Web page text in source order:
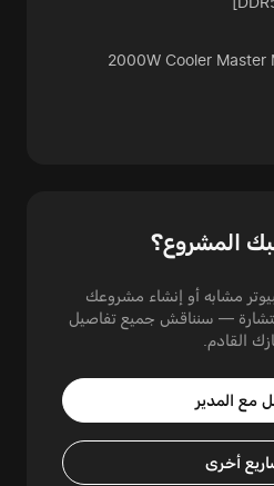
2000W Cooler Master
المشروع؟
مشابه أو إنشاء مشروعك
— سنناقش جميع تفاصيل
القادم.
مع المدير
أخرى